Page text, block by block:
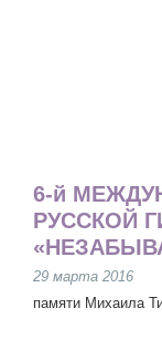
6-й
РУССКОЙ
29 марта 2016
памяти Михаила